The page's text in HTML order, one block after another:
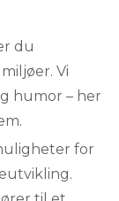
du
Vi
humor – her
for